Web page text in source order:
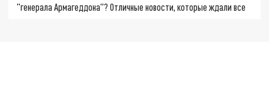
"генерала Армагеддона"? Отличные новости, которые ждали все